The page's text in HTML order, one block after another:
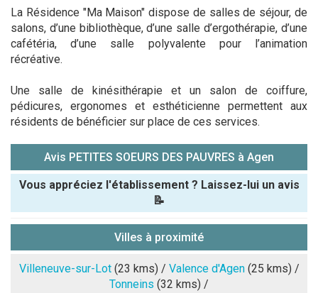
La Résidence "Ma Maison" dispose de salles de séjour, de
salons, d’une bibliothèque, d’une salle d’ergothérapie, d’une
cafétéria, d’une salle polyvalente pour l’animation
récréative.
Une salle de kinésithérapie et un salon de coiffure,
pédicures, ergonomes et esthéticienne permettent aux
résidents de bénéficier sur place de ces services.
Avis PETITES SOEURS DES PAUVRES à Agen
Vous appréciez l'établissement ? Laissez-lui un avis
📝
Note que vous souhaitez attribuer :
Villes à proximité
Villeneuve-sur-Lot(23 kms) / Valence d'Agen(25 kms) /
Tonneins (32 kms) /